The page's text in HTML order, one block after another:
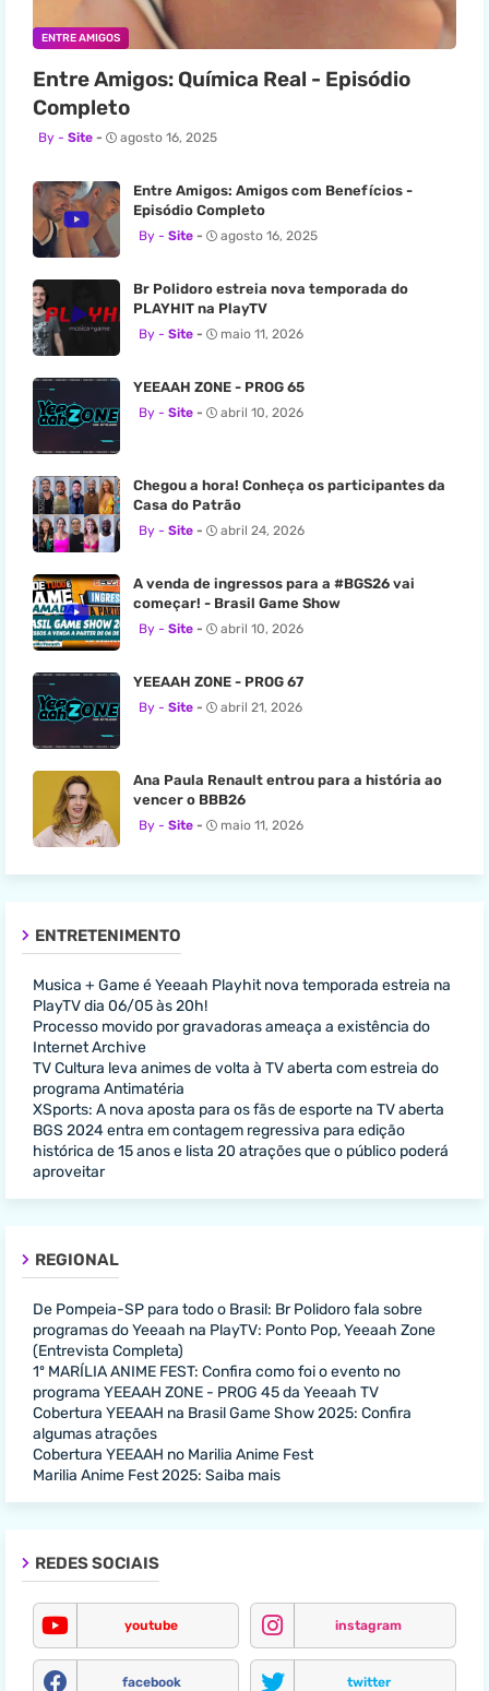
ENTRE AMIGOS
Entre Amigos: Química Real - Episódio
Completo
Site agosto 16, 2025
Entre Amigos: Amigos com Benefícios -
Episódio Completo
Site agosto 16, 2025
Br Polidoro estreia nova temporada do
PLAYHIT na PlayTV
Site maio 11, 2026
YEEAAH ZONE - PROG 65
Site abril 10, 2026
Chegou a hora! Conheça os participantes da
Casa do Patrão
Site abril 24, 2026
A venda de ingressos para a #BGS26 vai
começar! - Brasil Game Show
Site abril 10, 2026
YEEAAH ZONE - PROG 67
Site abril 21, 2026
Ana Paula Renault entrou para a história ao
vencer o BBB26
Site maio 11, 2026
ENTRETENIMENTO
Musica + Game é Yeeaah Playhit nova temporada estreia na
PlayTV dia 06/05 às 20h!
Processo movido por gravadoras ameaça a existência do
Internet Archive
TV Cultura leva animes de volta à TV aberta com estreia do
programa Antimatéria
XSports: A nova aposta para os fãs de esporte na TV aberta
BGS 2024 entra em contagem regressiva para edição
histórica de 15 anos e lista 20 atrações que o público poderá
aproveitar
REGIONAL
De Pompeia-SP para todo o Brasil: Br Polidoro fala sobre
programas do Yeeaah na PlayTV: Ponto Pop, Yeeaah Zone
(Entrevista Completa)
1º MARÍLIA ANIME FEST: Confira como foi o evento no
programa YEEAAH ZONE - PROG 45 da Yeeaah TV
Cobertura YEEAAH na Brasil Game Show 2025: Confira
algumas atrações
Cobertura YEEAAH no Marilia Anime Fest
Marilia Anime Fest 2025: Saiba mais
REDES SOCIAIS
youtube instagram
facebook twitter